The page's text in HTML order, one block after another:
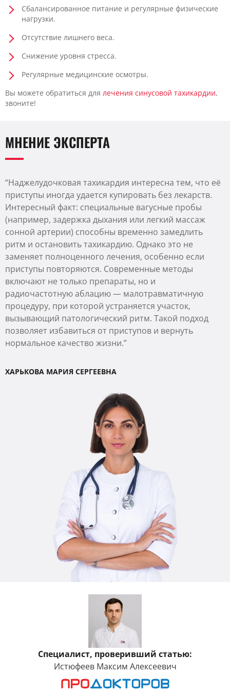
Сбалансированное питание и регулярные физические
нагрузки.
Отсутствие лишнего веса.
Снижение уровня стресса.
Регулярные медицинские осмотры.
Вы можете обратиться для лечения синусовой тахикардии,
звоните!
МНЕНИЕ ЭКСПЕРТА
“Наджелудочковая тахикардия интересна тем, что её
приступы иногда удается купировать без лекарств.
Интересный факт: специальные вагусные пробы
(например, задержка дыхания или легкий массаж
сонной артерии) способны временно замедлить
ритм и остановить тахикардию. Однако это не
заменяет полноценного лечения, особенно если
приступы повторяются. Современные методы
включают не только препараты, но и
радиочастотную аблацию — малотравматичную
процедуру, при которой устраняется участок,
вызывающий патологический ритм. Такой подход
позволяет избавиться от приступов и вернуть
нормальное качество жизни.”
ХАРЬКОВА МАРИЯ СЕРГЕЕВНА
Специалист, проверивший статью:
Истюфеев Максим Алексеевич